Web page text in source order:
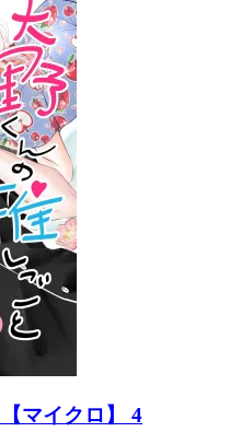
マイクロ】 4